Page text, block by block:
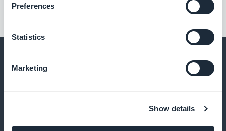
Preferences
Statistics
Marketing
Show details